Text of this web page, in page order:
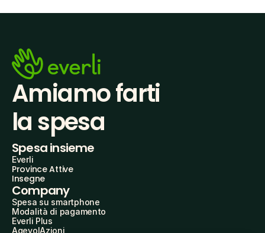
Amiamo farti
la spesa
Spesa insieme
Everli
Province Attive
Insegne
Company
Spesa su smartphone
Modalità di pagamento
Everli Plus
AgevolAzioni